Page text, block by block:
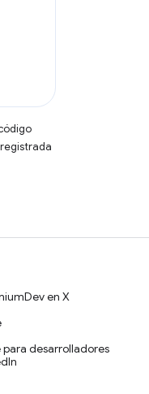
en X
para desarrolladores